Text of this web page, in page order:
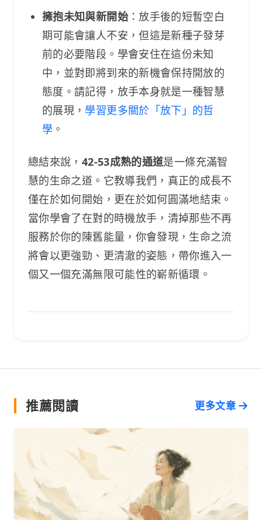
擁抱未知與新開始：放手後的短暫空白
期可能會讓人不安，但這是新種子發芽
前的必要階段。學會安住在這份未知
中，並對即將到來的新機會保持開放的
態度。請記得，放手本身就是一種智慧
的展現， 學習更多關於「放下」的哲
學 。
總結來說， 42-53成熟的通道是一條充滿智
慧的生命之道。它教導我們，真正的成長不
僅在於如何開始，更在於如何圓滿地結束。
當你學會了在對的時機放手，清掉那些不再
服務於你的陳舊能量，你會發現，生命之流
將會以更強勁、更清澈的姿態，帶你進入一
個又一個充滿無限可能性的嶄新循環。
推薦閱讀 更多文章